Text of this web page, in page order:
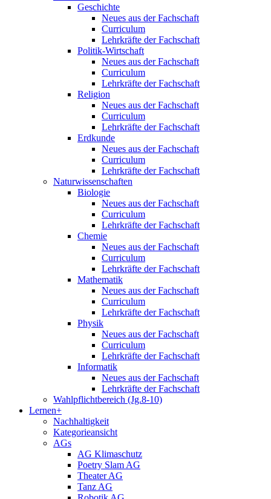
Geschichte
Neues aus der Fachschaft
Curriculum
Lehrkräfte der Fachschaft
Politik-Wirtschaft
Neues aus der Fachschaft
Curriculum
Lehrkräfte der Fachschaft
Religion
Neues aus der Fachschaft
Curriculum
Lehrkräfte der Fachschaft
Erdkunde
Neues aus der Fachschaft
Curriculum
Lehrkräfte der Fachschaft
Naturwissenschaften
Biologie
Neues aus der Fachschaft
Curriculum
Lehrkräfte der Fachschaft
Chemie
Neues aus der Fachschaft
Curriculum
Lehrkräfte der Fachschaft
Mathematik
Neues aus der Fachschaft
Curriculum
Lehrkräfte der Fachschaft
Physik
Neues aus der Fachschaft
Curriculum
Lehrkräfte der Fachschaft
Informatik
Neues aus der Fachschaft
Lehrkräfte der Fachschaft
Wahlpflichtbereich (Jg.8-10)
Lernen+
Nachhaltigkeit
Kategorieansicht
AGs
AG Klimaschutz
Poetry Slam AG
Theater AG
Tanz AG